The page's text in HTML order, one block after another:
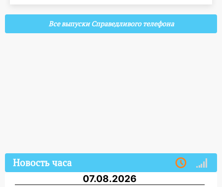
Все выпуски Справедливого телефона
Новость часа
07.08.2026